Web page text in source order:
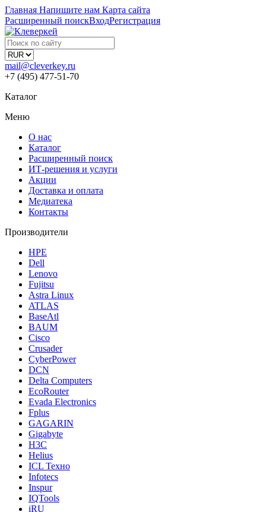
Главная Напишите нам Карта сайта
Расширенный поискВходРегистрация
mail@cleverkey.ru
+7 (495) 477-51-70
Каталог
Меню
О нас
Каталог
Расширенный поиск
ИТ-решения и услуги
Акции
Доставка и оплата
Медиатека
Контакты
Производители
HPE
Dell
Lenovo
Fujitsu
Astra Linux
ATLAS
BaseAtl
BAUM
Cisco
Crusader
CyberPower
DCN
Delta Computers
EcoRouter
Evada Electronics
Fplus
GAGARIN
Gigabyte
H3C
Helius
ICL Техно
Infotecs
Inspur
IQTools
iRU